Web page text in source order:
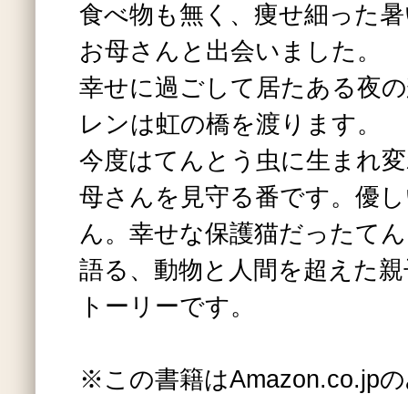
食べ物も無く、痩せ細った
お母さんと出会いました。
幸せに過ごして居たある夜
レンは虹の橋を渡ります。
今度はてんとう虫に生まれ
母さんを見守る番です。優
ん。幸せな保護猫だったて
語る、動物と人間を超えた
トーリーです。
※この書籍はAmazon.co.jp